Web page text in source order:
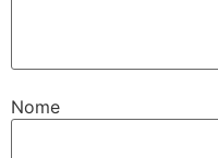
Nome